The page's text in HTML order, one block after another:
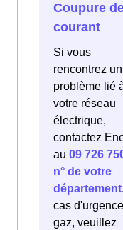
Coupure
courant
Si vous
rencontrez un
problème lié
votre réseau
électrique,
contactez
au 09 726
n° de votre
département
cas d'urgence
gaz, veuillez